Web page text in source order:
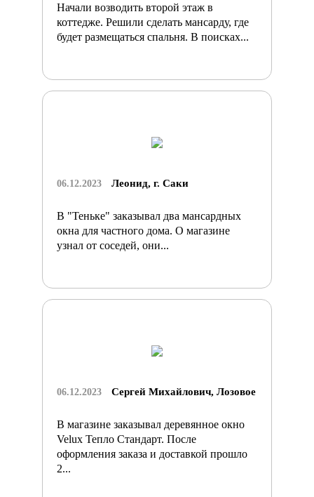
Начали возводить второй этаж в
коттедже. Решили сделать мансарду, где
будет размещаться спальня. В поисках...
06.12.2023 Леонид, г. Саки
В "Теньке" заказывал два мансардных
окна для частного дома. О магазине
узнал от соседей, они...
06.12.2023 Сергей Михайлович, Лозовое
В магазине заказывал деревянное окно
Velux Тепло Стандарт. После
оформления заказа и доставкой прошло
2...